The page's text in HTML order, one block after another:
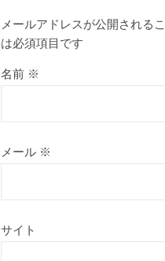
メールアドレスが公開される
は必須項目です
名前 ※
メール ※
サイト